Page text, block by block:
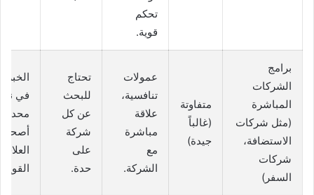
تحكم
قوية.
برامج
الشركات
المباشرة
(مثل شركات
الاستضافة،
شركات
السفر)
متفاوتة
(غالباً
جيدة)
عمولات
تنافسية،
علاقة
مباشرة
مع
الشركة.
تحتاج
للبحث
عن كل
شركة
على
حدة.
الخبراء
في
محدد،
القوية.